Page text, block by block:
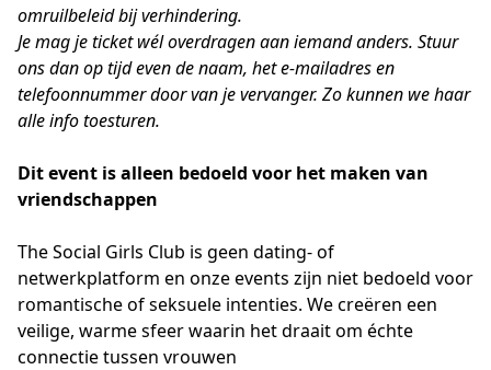
omruilbeleid bij verhindering.
Je mag je ticket wél overdragen aan iemand anders. Stuur
ons dan op tijd even de naam, het e-mailadres en
telefoonnummer door van je vervanger. Zo kunnen we haar
alle info toesturen.
Dit event is alleen bedoeld voor het maken van
vriendschappen
The Social Girls Club is geen dating- of
netwerkplatform en onze events zijn niet bedoeld voor
romantische of seksuele intenties. We creëren een
veilige, warme sfeer waarin het draait om échte
connectie tussen vrouwen